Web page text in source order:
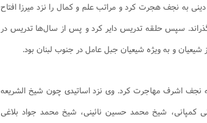
علوم دینی به نجف هجرت کرد و مراتب علم و کمال را نزد میرزا افتاح
سپس حلقه تدریس دایر کرد و پس از سال‌ها تدریس در
و به ویژه شیعیان جبل عامل در جنوب لبنان بود.
در سال 1318 همراه خانواده به نجف اشرف مهاجرت کرد. وی نزد اساتیدی چون شیخ الشریعه
کمپانی، شیخ محمد حسین نائینی، شیخ محمد جواد بلاغی